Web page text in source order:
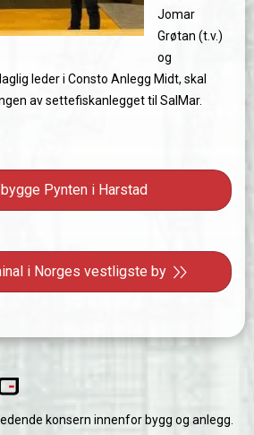
Jomar
Grøtan (t.v.)
og
leder i Consto Anlegg Midt, skal
av settefiskanlegget til SalMar.
innlegg: Skal bygge Pynten i Harstad
Pynten i Harstad
Kollektivterminal i Norges vestligste
i Norges vestligste by
konsern innenfor bygg og anlegg.